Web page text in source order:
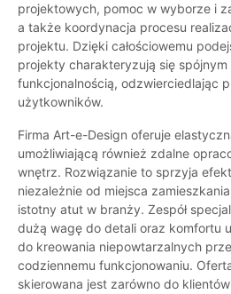
projektowych, pomoc w wyborze i
a także koordynacja procesu
projektu. Dzięki całościowemu
projekty charakteryzują się
funkcjonalnością, odzwierciedlając
użytkowników.
Firma Art-e-Design oferuje
umożliwiającą również zdalne
wnętrz. Rozwiązanie to sprzyja
niezależnie od miejsca
istotny atut w branży. Zespół
dużą wagę do detali oraz komfortu
do kreowania niepowtarzalnych
codziennemu funkcjonowaniu.
skierowana jest zarówno do